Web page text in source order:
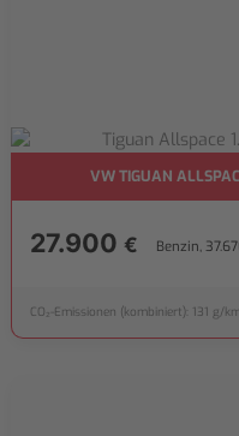
VW TIGUAN
27.900 € Benzin,
CO₂-Emissionen (kombiniert): 131